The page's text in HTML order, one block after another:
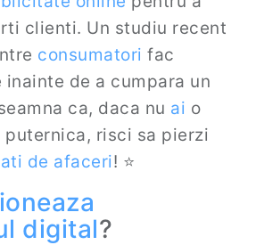
clienti. Un studiu recent
consumatori fac
de a cumpara un
ca, daca nu ai o
puternica, risci sa pierzi
de afaceri! ⭐
digital?